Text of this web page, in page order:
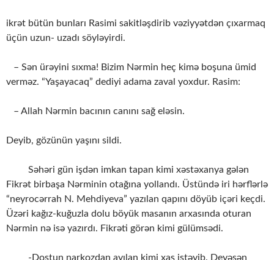
ikrət bütün bunları Rasimi sakitləşdirib vəziyyətdən çıxarmaq
üçün uzun- uzadı söyləyirdi.
– Sən ürəyini sıxma! Bizim Nərmin heç kimə boşuna ümid
verməz. “Yaşayacaq” dediyi adama zaval yoxdur. Rasim:
– Allah Nərmin bacının canını sağ eləsin.
Deyib, gözünün yaşını sildi.
Səhəri gün işdən imkan tapan kimi xəstəxanya gələn
Fikrət birbaşa Nərminin otağına yollandı. Üstündə iri hərflərlə
“neyrocərrah N. Mehdiyeva” yazılan qapını döyüb içəri keçdi.
Üzəri kağız-kuğuzla dolu böyük masanın arxasında oturan
Nərmin nə isə yazırdı. Fikrəti görən kimi gülümsədi.
-Dostun narkozdan ayılan kimi xaş istəyib. Deyəsən